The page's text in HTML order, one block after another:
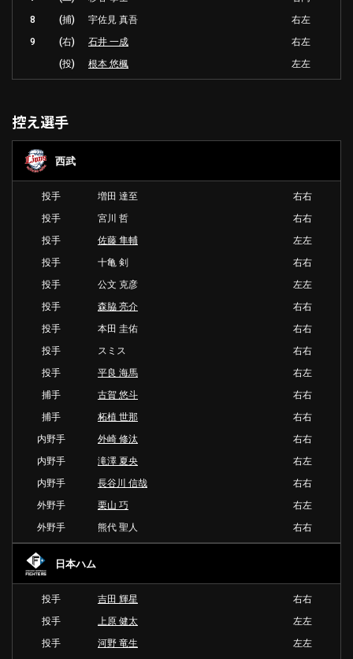
8
(捕) 宇佐見 真吾
右左
9
(右) 石井 一成
右左
(投)
根本 悠楓 左左
控え選手
西武
投手 増田 達至
右右
投手
宮川 哲
右右
投手
佐藤 隼輔
左左
投手
十亀 剣
右右
投手
公文 克彦
左左
投手
森脇 亮介
右右
投手
本田 圭佑
右右
投手
スミス
右右
投手
平良 海馬
右左
捕手
古賀 悠斗
右右
捕手
柘植 世那
右右
内野手
外崎 修汰
右右
内野手
滝澤 夏央
右左
内野手
長谷川 信哉
右右
外野手
栗山 巧
右左
外野手
熊代 聖人 右右
日本ハム
投手 吉田 輝星
右右
投手
上原 健太
左左
投手
河野 竜生
左左